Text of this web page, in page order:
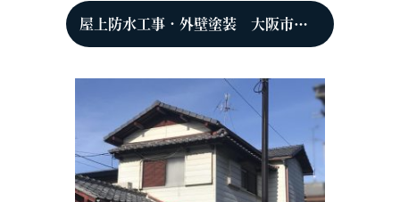
屋上防水工事・外壁塗装 大阪市都島区 A様